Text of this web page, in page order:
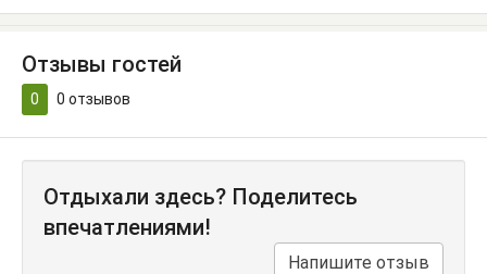
Отзывы гостей
0 0 отзывов
Отдыхали здесь? Поделитесь
впечатлениями!
Напишите отзыв